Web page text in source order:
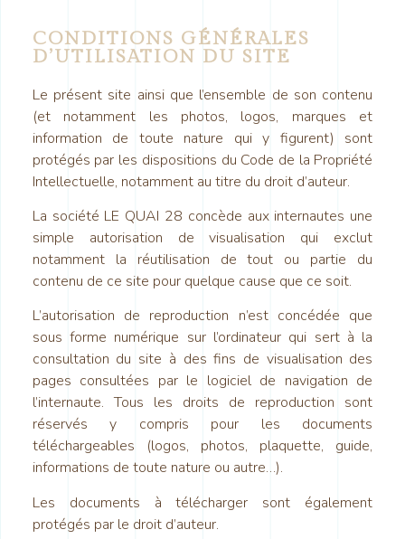
CONDITIONS GÉNÉRALES
D’UTILISATION DU SITE
Le présent site ainsi que l’ensemble de son contenu
(et notamment les photos, logos, marques et
information de toute nature qui y figurent) sont
protégés par les dispositions du Code de la Propriété
Intellectuelle, notamment au titre du droit d’auteur.
La société LE QUAI 28 concède aux internautes une
simple autorisation de visualisation qui exclut
notamment la réutilisation de tout ou partie du
contenu de ce site pour quelque cause que ce soit.
L’autorisation de reproduction n’est concédée que
sous forme numérique sur l’ordinateur qui sert à la
consultation du site à des fins de visualisation des
pages consultées par le logiciel de navigation de
l’internaute. Tous les droits de reproduction sont
réservés y compris pour les documents
téléchargeables (logos, photos, plaquette, guide,
informations de toute nature ou autre…).
Les documents à télécharger sont également
protégés par le droit d’auteur.